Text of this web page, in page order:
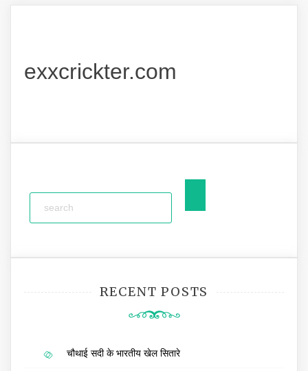
exxcrickter.com
RECENT POSTS
चौथाई सदी के भारतीय खेल सितारे